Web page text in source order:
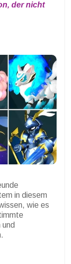
der nicht
in diesem
wie es